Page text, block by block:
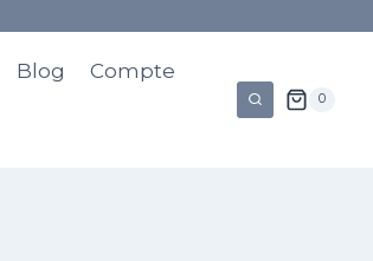
Blog Compte
0